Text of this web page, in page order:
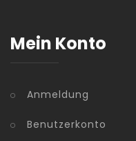
Mein Konto
Anmeldung
Benutzerkonto